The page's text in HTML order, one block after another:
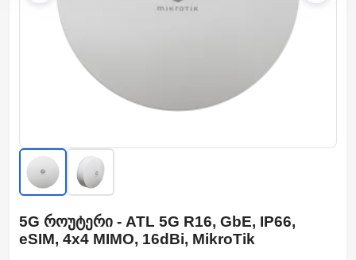
5G როუტერი - ATL 5G R16, GbE, IP66,
eSIM, 4x4 MIMO, 16dBi, MikroTik